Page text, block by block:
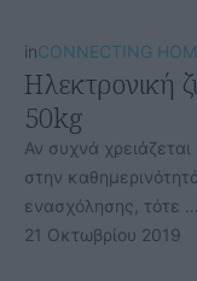
inCONNECTING
Ηλεκτρονική
50kg
Αν συχνά
στην
ενασχόλησης, τότε …
21 Οκτωβρίου 2019